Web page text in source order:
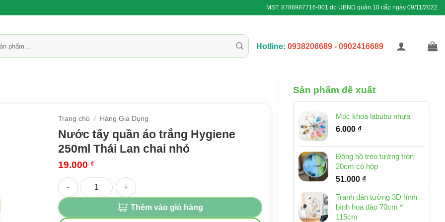
MST: 8786987716-001 do UBND quận 10 cấp ngày 09/11/2022
Hotline: 0938206689 - 0902416689
Sản phẩm đề xuất
Móc khoá labubu nhựa
6.000 ₫
Đồng hồ treo tường tròn
20cm có hộp
51.000 ₫
Tranh dán tường 3D hình
bình hoa đào 70cm *
115cm
Trang chủ / Hàng Gia Dụng
Nước tẩy quần áo trắng Hygiene
250ml Thái Lan chai nhỏ
19.000 ₫
Nước tẩy quần áo trắng Hygiene 250ml Thái Lan chai nhỏ số lượng
Thêm vào giỏ hàng